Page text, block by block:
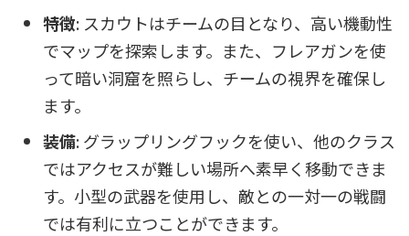
特徴: スカウトはチームの目となり、高い機動性
でマップを探索します。また、フレアガンを使
って暗い洞窟を照らし、チームの視界を確保し
ます。
装備: グラップリングフックを使い、他のクラス
ではアクセスが難しい場所へ素早く移動できま
す。小型の武器を使用し、敵との一対一の戦闘
では有利に立つことができます。